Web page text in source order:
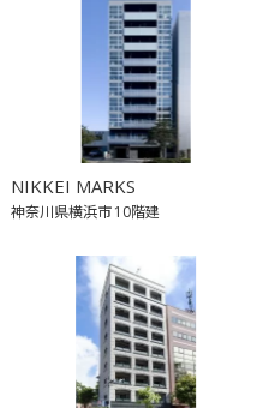
NIKKEI MARKS
神奈川県横浜市10階建